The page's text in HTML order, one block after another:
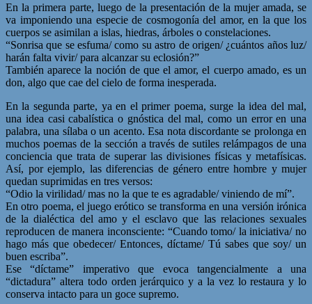
En la primera parte, luego de la presentación de la mujer amada, se
va imponiendo una especie de cosmogonía del amor, en la que los
cuerpos se asimilan a islas, hiedras, árboles o constelaciones.
“Sonrisa que se esfuma/ como su astro de origen/ ¿cuántos años luz/
harán falta vivir/ para alcanzar su eclosión?”
También aparece la noción de que el amor, el cuerpo amado, es un
don, algo que cae del cielo de forma inesperada.
En la segunda parte, ya en el primer poema, surge la idea del mal,
una idea casi cabalística o gnóstica del mal, como un error en una
palabra, una sílaba o un acento. Esa nota discordante se prolonga en
muchos poemas de la sección a través de sutiles relámpagos de una
conciencia que trata de superar las divisiones físicas y metafísicas.
Así, por ejemplo, las diferencias de género entre hombre y mujer
quedan suprimidas en tres versos:
“Odio la virilidad/ mas no la que te es agradable/ viniendo de mí”.
En otro poema, el juego erótico se transforma en una versión irónica
de la dialéctica del amo y el esclavo que las relaciones sexuales
reproducen de manera inconsciente: “Cuando tomo/ la iniciativa/ no
hago más que obedecer/ Entonces, díctame/ Tú sabes que soy/ un
buen escriba”.
Ese “díctame” imperativo que evoca tangencialmente a una
“dictadura” altera todo orden jerárquico y a la vez lo restaura y lo
conserva intacto para un goce supremo.